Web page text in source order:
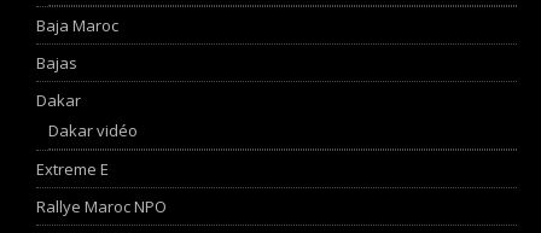
Baja Maroc
Bajas
Dakar
Dakar vidéo
Extreme E
Rallye Maroc NPO